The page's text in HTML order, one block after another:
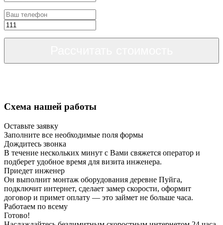
Схема нашей работы
Оставьте заявку
Заполните все необходимые поля формы
Дождитесь звонка
В течение нескольких минут с Вами свяжется оператор и
подберет удобное время для визита инженера.
Приедет инженер
Он выполнит монтаж оборудования деревне Пуйга,
подключит интернет, сделает замер скорости, оформит
договор и примет оплату — это займет не больше часа.
Работаем по всему
Готово!